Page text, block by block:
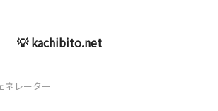
💡 kachibito.net
ネレーター